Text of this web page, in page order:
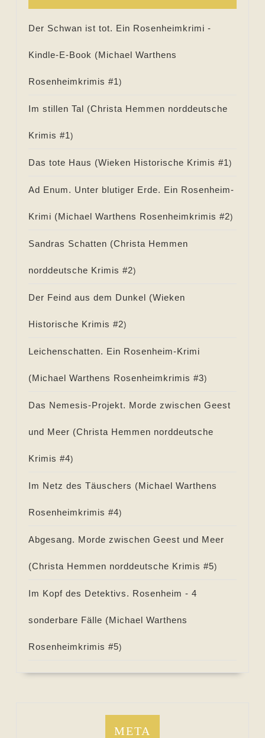
Der Schwan ist tot. Ein Rosenheimkrimi -
Kindle-E-Book (Michael Warthens
Rosenheimkrimis #1)
Im stillen Tal (Christa Hemmen norddeutsche
Krimis #1)
Das tote Haus (Wieken Historische Krimis #1)
Ad Enum. Unter blutiger Erde. Ein Rosenheim-
Krimi (Michael Warthens Rosenheimkrimis #2)
Sandras Schatten (Christa Hemmen
norddeutsche Krimis #2)
Der Feind aus dem Dunkel (Wieken
Historische Krimis #2)
Leichenschatten. Ein Rosenheim-Krimi
(Michael Warthens Rosenheimkrimis #3)
Das Nemesis-Projekt. Morde zwischen Geest
und Meer (Christa Hemmen norddeutsche
Krimis #4)
Im Netz des Täuschers (Michael Warthens
Rosenheimkrimis #4)
Abgesang. Morde zwischen Geest und Meer
(Christa Hemmen norddeutsche Krimis #5)
Im Kopf des Detektivs. Rosenheim - 4
sonderbare Fälle (Michael Warthens
Rosenheimkrimis #5)
META